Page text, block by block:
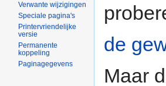
de
Maar
Verwante wijzigingen
Speciale pagina's
Printervriendelijke
versie
Permanente
koppeling
Paginagegevens